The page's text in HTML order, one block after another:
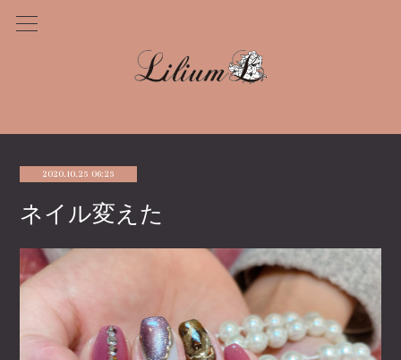
2020.10.25 06:25
ネイル変えた